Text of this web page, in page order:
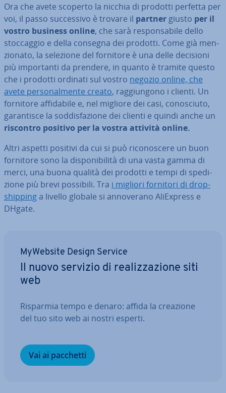
Ora che avete scoperto la nicchia di prodotti perfetta per
voi, il passo suc­ces­si­vo è trovare il partner giusto per il
vostro business online, che sarà re­spon­sa­bi­le dello
stoc­cag­gio e della consegna dei prodotti. Come già men­
zio­na­to, la selezione del fornitore è una delle decisioni
più im­por­tan­ti da prendere, in quanto è tramite questo
che i prodotti ordinati sul vostro negozio online, che
avete per­so­nal­men­te creato, rag­giun­go­no i clienti. Un
fornitore af­fi­da­bi­le e, nel migliore dei casi, co­no­sciu­to,
ga­ran­ti­sce la sod­di­sfa­zio­ne dei clienti e quindi anche un
riscontro positivo per la vostra attività online.
Altri aspetti positivi da cui si può ri­co­no­sce­re un buon
fornitore sono la di­spo­ni­bi­li­tà di una vasta gamma di
merci, una buona qualità dei prodotti e tempi di spe­di­
zio­ne più brevi possibili. Tra i migliori fornitori di drop­
ship­pinga livello globale si an­no­ve­ra­no AliEx­press e
DHgate.
MyWebsite Design Service
Il nuovo servizio di rea­liz­za­zio­ne siti
web
Risparmia tempo e denaro: affida la creazione
del tuo sito web ai nostri esperti.
Vai ai pacchetti